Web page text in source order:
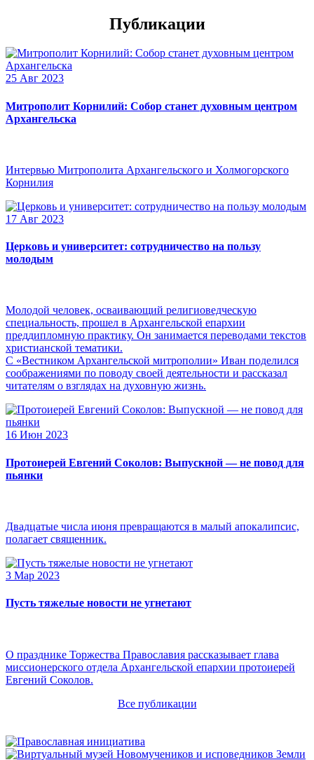
Публикации
25 Авг 2023
Митрополит Корнилий: Собор станет духовным центром
Архангельска
Интервью Митрополита Архангельского и Холмогорского
Корнилия
17 Авг 2023
Церковь и университет: сотрудничество на пользу
молодым
Молодой человек, осваивающий религиоведческую
специальность, прошел в Архангельской епархии
преддипломную практику. Он занимается переводами текстов
христианской тематики.
С «Вестником Архангельской митрополии» Иван поделился
соображениями по поводу своей деятельности и рассказал
читателям о взглядах на духовную жизнь.
16 Июн 2023
Протоиерей Евгений Соколов: Выпускной — не повод для
пьянки
Двадцатые числа июня превращаются в малый апокалипсис,
полагает священник.
3 Мар 2023
Пусть тяжелые новости не угнетают
О празднике Торжества Православия рассказывает глава
миссионерского отдела Архангельской епархии протоиерей
Евгений Соколов.
Все публикации